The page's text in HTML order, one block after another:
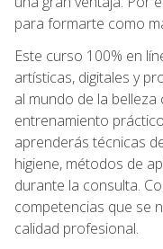
para formarte como
Este curso 100% en
artísticas, digitales y
al mundo de la
entrenamiento
aprenderás técnicas
higiene, métodos de
durante la consulta.
competencias que se
calidad profesional.